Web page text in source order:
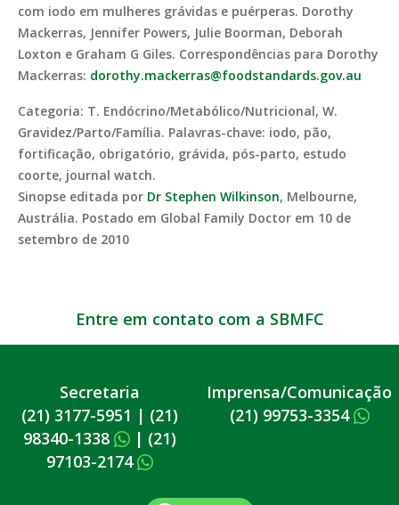
com iodo em mulheres grávidas e puérperas. Dorothy
Mackerras, Jennifer Powers, Julie Boorman, Deborah
Loxton e Graham G Giles. Correspondências para Dorothy
Mackerras: dorothy.mackerras@foodstandards.gov.au
Categoria: T. Endócrino/Metabólico/Nutricional, W.
Gravidez/Parto/Família. Palavras-chave: iodo, pão,
fortificação, obrigatório, grávida, pós-parto, estudo
coorte, journal watch.
Sinopse editada por Dr Stephen Wilkinson, Melbourne,
Austrália. Postado em Global Family Doctor em 10 de
setembro de 2010
Entre em contato com a SBMFC
Secretaria
(21) 3177-5951 | (21)
98340-1338
| (21)
97103-2174
Imprensa/Comunicação
(21) 99753-3354